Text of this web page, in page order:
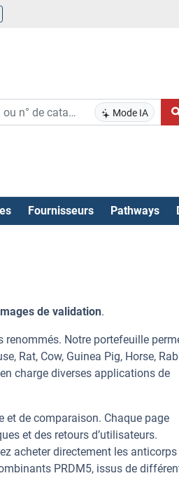
Mode IA
Fournisseurs Pathways
de validation.
renommés. Notre portefeuille
Rat, Cow, Guinea Pig, Horse,
charge diverses applications de
et de comparaison. Chaque page
et des retours d’utilisateurs.
acheter directement les anticorps
PRDM5, issus de